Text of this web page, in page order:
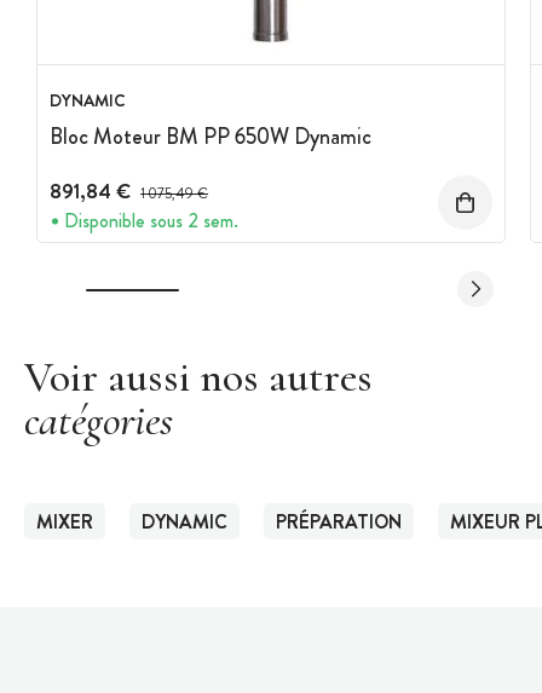
DYNAMIC
Bloc Moteur BM PP 650W Dynamic
891,84 € Prix avant réduction :
1 075,49 €
Disponible sous 2 sem.
Voir aussi nos autres
catégories
MIXER DYNAMIC PRÉPARATION MIXEUR